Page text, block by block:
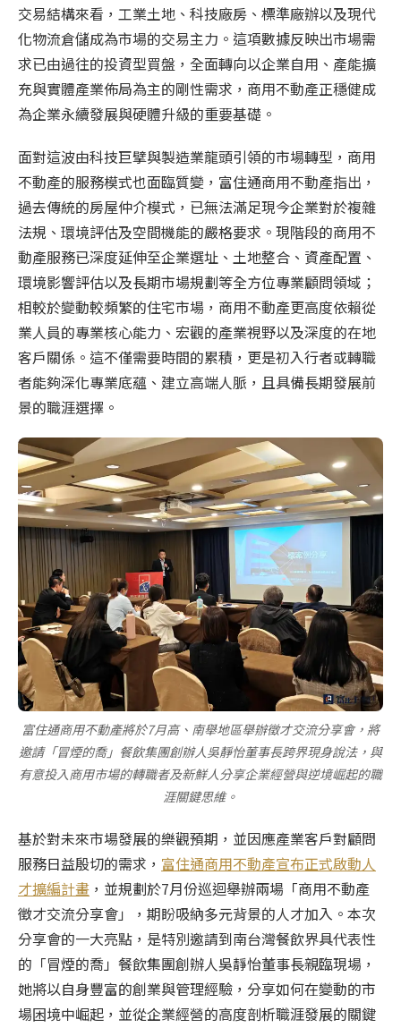
交易結構來看，工業土地、科技廠房、標準廠辦以及現代
化物流倉儲成為市場的交易主力。這項數據反映出市場需
求已由過往的投資型買盤，全面轉向以企業自用、產能擴
充與實體產業佈局為主的剛性需求，商用不動產正穩健成
為企業永續發展與硬體升級的重要基礎。
面對這波由科技巨擘與製造業龍頭引領的市場轉型，商用
不動產的服務模式也面臨質變，富住通商用不動產指出，
過去傳統的房屋仲介模式，已無法滿足現今企業對於複雜
法規、環境評估及空間機能的嚴格要求。現階段的商用不
動產服務已深度延伸至企業選址、土地整合、資產配置、
環境影響評估以及長期市場規劃等全方位專業顧問領域；
相較於變動較頻繁的住宅市場，商用不動產更高度依賴從
業人員的專業核心能力、宏觀的產業視野以及深度的在地
客戶關係。這不僅需要時間的累積，更是初入行者或轉職
者能夠深化專業底蘊、建立高端人脈，且具備長期發展前
景的職涯選擇。
富住通商用不動產將於7月高、南舉地區舉辦徵才交流分享會，將
邀請「冒煙的喬」餐飲集團創辦人吳靜怡董事長跨界現身說法，與
有意投入商用市場的轉職者及新鮮人分享企業經營與逆境崛起的職
涯關鍵思維。
基於對未來市場發展的樂觀預期，並因應產業客戶對顧問
服務日益殷切的需求， 富住通商用不動產宣布正式啟動人
才擴編計畫 ，並規劃於7月份巡迴舉辦兩場「商用不動產
徵才交流分享會」，期盼吸納多元背景的人才加入。本次
分享會的一大亮點，是特別邀請到南台灣餐飲界具代表性
的「冒煙的喬」餐飲集團創辦人吳靜怡董事長親臨現場，
她將以自身豐富的創業與管理經驗，分享如何在變動的市
場困境中崛起，並從企業經營的高度剖析職涯發展的關鍵